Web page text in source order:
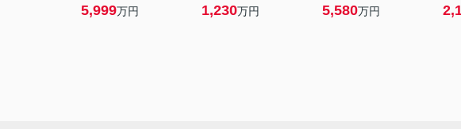
5,999万円 1,230万円 5,580万円